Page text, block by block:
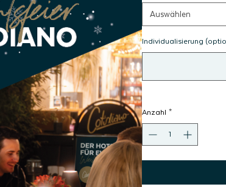
Auswählen
Individualisierung
Anzahl *